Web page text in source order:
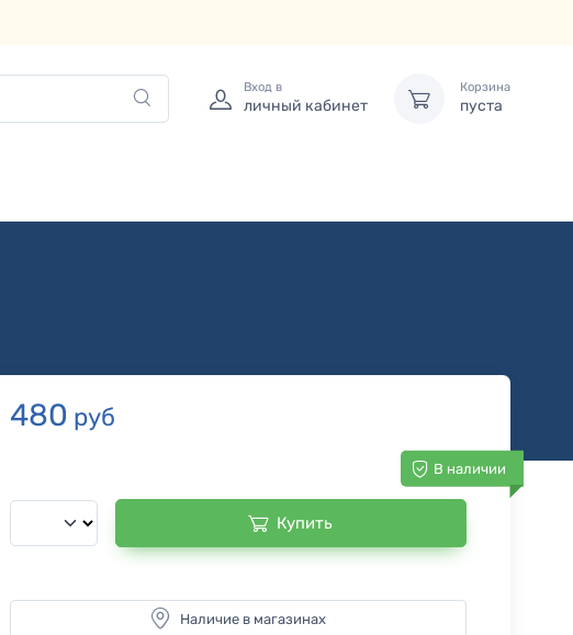
Вход в
личный кабинет
Корзина
пуста
480 руб
В наличии
Купить
Наличие в магазинах